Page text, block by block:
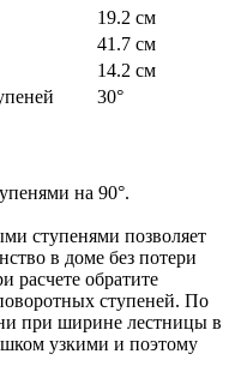
19.2 см
41.7 см
14.2 см
30°
на 90°.
ступенями позволяет
в доме без потери
расчете обратите
ступеней. По
при ширине лестницы в
узкими и поэтому